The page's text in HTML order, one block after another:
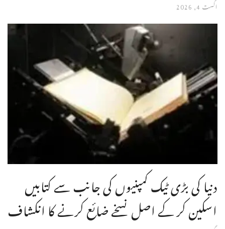
اگست 4, 2026
دنیا کی بڑی ٹیک کمپنیوں کی جانب سے کتابیں
اسکین کر کے اصل نسخے ضائع کرنے کا انکشاف